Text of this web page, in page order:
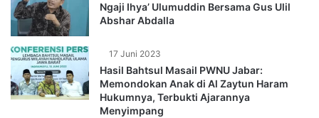
Ngaji Ihya’ Ulumuddin Bersama Gus Ulil
Abshar Abdalla
17 Juni 2023
Hasil Bahtsul Masail PWNU Jabar:
Memondokan Anak di Al Zaytun Haram
Hukumnya, Terbukti Ajarannya
Menyimpang